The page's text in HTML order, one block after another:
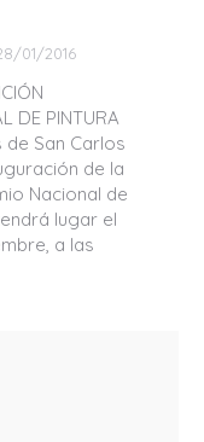
01/2016
DE PINTURA
de San Carlos
de la
Nacional de
lugar el
a las